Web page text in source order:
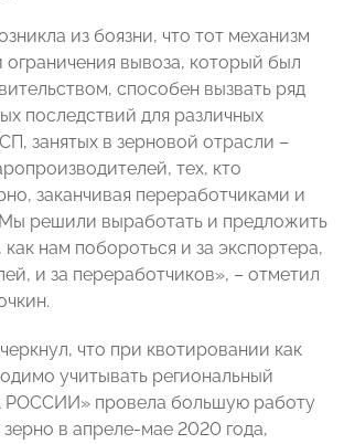
из боязни, что тот механизм
ограничения вывоза, который был
способен вызвать ряд
последствий для различных
занятых в зерновой отрасли –
тех, кто
заканчивая переработчиками и
решили выработать и предложить
нам побороться и за экспортера,
и за переработчиков», – отметил
что при квотировании как
учитывать региональный
РОССИИ» провела большую работу
зерно в апреле-мае 2020 года,